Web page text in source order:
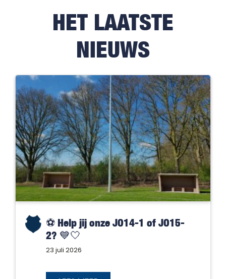
HET LAATSTE
NIEUWS
⚽️ Help jij onze JO14-1 of JO15-
2? 💙🤍
23 juli 2026